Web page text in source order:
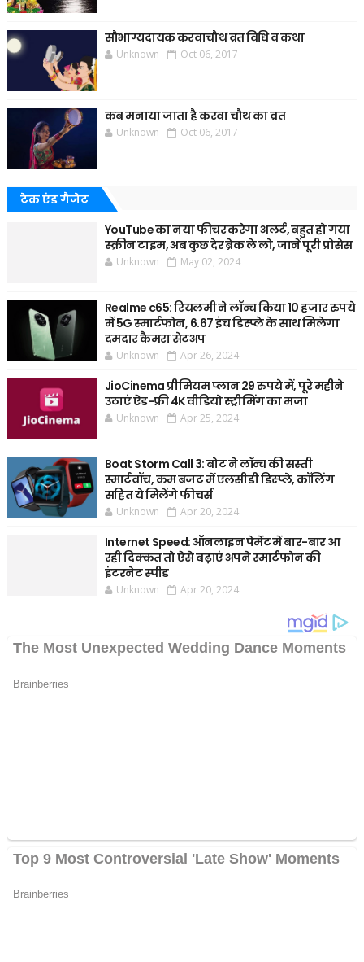
सौभाग्यदायक करवाचौथ व्रत विधि व कथा
Unknown Oct 06, 2017
कब मनाया जाता है करवा चौथ का व्रत
Unknown Oct 06, 2017
टेक एंड गैजेट
YouTube का नया फीचर करेगा अलर्ट, बहुत हो गया
स्क्रीन टाइम, अब कुछ देर ब्रेक ले लो, जानें पूरी प्रोसेस
Unknown May 02, 2024
Realme c65: रियलमी ने लॉन्च किया 10 हजार रुपये
में 5G स्मार्टफोन, 6.67 इंच डिस्प्ले के साथ मिलेगा
दमदार कैमरा सेटअप
Unknown Apr 26, 2024
JioCinema प्रीमियम प्लान 29 रुपये में, पूरे महीने
उठाएं ऐड-फ्री 4K वीडियो स्ट्रीमिंग का मजा
Unknown Apr 25, 2024
Boat Storm Call 3: बोट ने लॉन्च की सस्ती
स्मार्टवॉच, कम बजट में एलसीडी डिस्प्ले, कॉलिंग
सहित ये मिलेंगे फीचर्स
Unknown Apr 20, 2024
Internet Speed: ऑनलाइन पेमेंट में बार-बार आ
रही दिक्कत तो ऐसे बढ़ाएं अपने स्मार्टफोन की
इंटरनेट स्पीड
Unknown Apr 20, 2024